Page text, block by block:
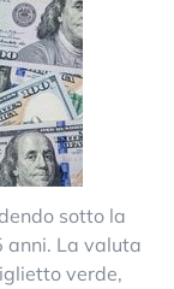
sotto la
anni. La valuta
verde,